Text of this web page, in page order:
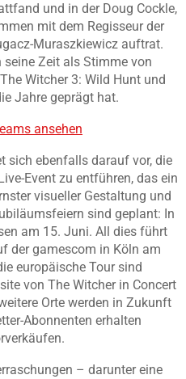
und in der Doug Cockle,
mit dem Regisseur der
Muraszkiewicz auftrat.
seine Zeit als Stimme von
Witcher 3: Wild Hunt und
Jahre geprägt hat.
ansehen
sich ebenfalls darauf vor, die
Event zu entführen, das ein
visueller Gestaltung und
sind geplant: In
am 15. Juni. All dies führt
der gamescom in Köln am
europäische Tour sind
von The Witcher in Concert
Orte werden in Zukunft
Abonnenten erhalten
– darunter eine